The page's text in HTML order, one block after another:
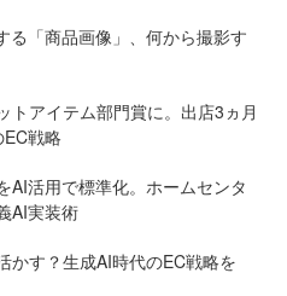
る「商品画像」、何から撮影す
トアイテム部門賞に。出店3ヵ月
戦略
AI活用で標準化。ホームセンタ
AI実装術
かす？生成AI時代のEC戦略を